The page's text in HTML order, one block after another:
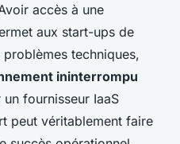
accès à une
aux start-ups de
techniques,
ininterrompu
fournisseur IaaS
peut véritablement faire